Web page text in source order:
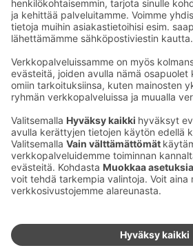
Ota yhteyttä
Hotellien yhteystiedot
Asiakaspalvelun yhteystiedot›
Palaute
Anna palautetta
Sokos
Tilaa
Saat
edut ja
Palkinnot ja sertifikaatit
Sokos
Sokos